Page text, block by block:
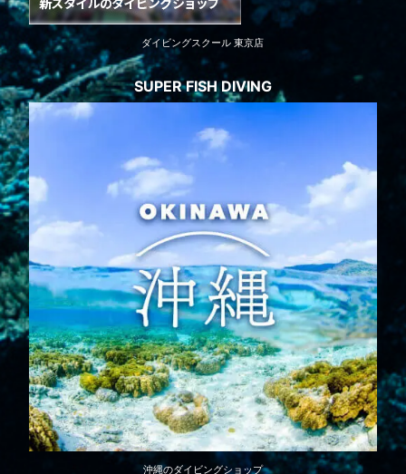
ダイビングスクール 東京店
SUPER FISH DIVING
沖縄のダイビングショップ